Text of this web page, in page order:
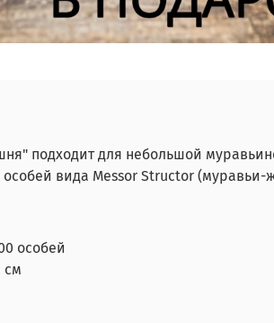
подходит для небольшой
вида Messor Structor (муравьи-
особей
см